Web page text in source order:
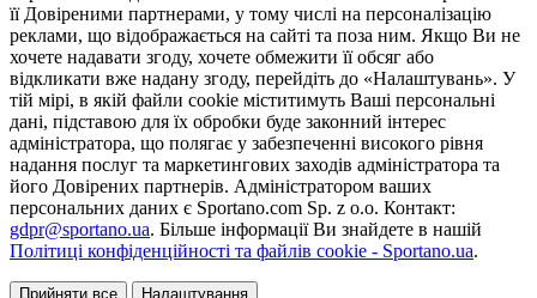
її Довіреними партнерами, у тому числі на персоналізацію
реклами, що відображається на сайті та поза ним. Якщо Ви не
хочете надавати згоду, хочете обмежити її обсяг або
відкликати вже надану згоду, перейдіть до «Налаштувань». У
тій мірі, в якій файли cookie міститимуть Ваші персональні
дані, підставою для їх обробки буде законний інтерес
адміністратора, що полягає у забезпеченні високого рівня
надання послуг та маркетингових заходів адміністратора та
його Довірених партнерів. Адміністратором ваших
персональних даних є Sportano.com Sp. z o.o. Контакт:
gdpr@sportano.ua. Більше інформації Ви знайдете в нашій
Політиці конфіденційності та файлів cookie - Sportano.ua.
Прийняти все Налаштування